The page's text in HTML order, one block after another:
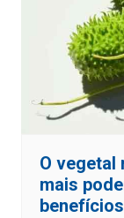
O vegetal
mais